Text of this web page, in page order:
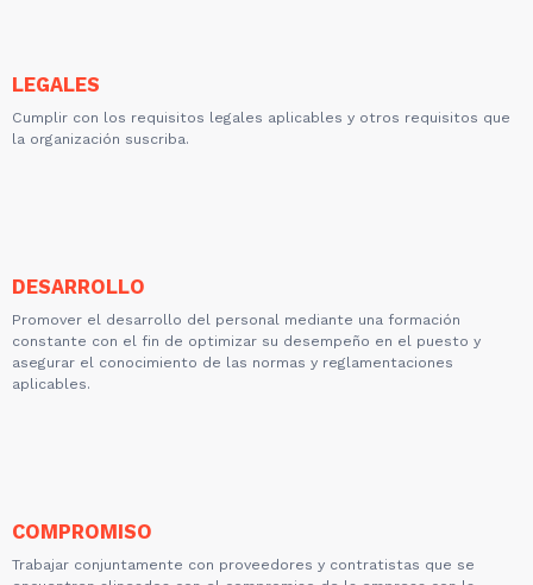
LEGALES
Cumplir con los requisitos legales aplicables y otros requisitos que
la organización suscriba.
DESARROLLO
Promover el desarrollo del personal mediante una formación
constante con el fin de optimizar su desempeño en el puesto y
asegurar el conocimiento de las normas y reglamentaciones
aplicables.
COMPROMISO
Trabajar conjuntamente con proveedores y contratistas que se